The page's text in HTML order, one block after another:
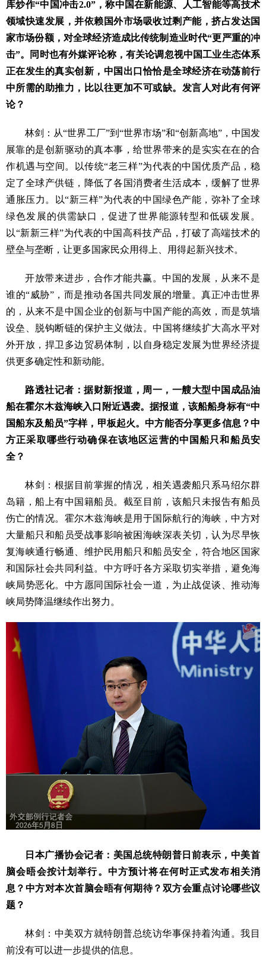
库炒作“中国冲击2.0”，称中国在新能源、人工智能等高技术
领域快速发展，并依赖国外市场吸收过剩产能，挤占发达国
家市场份额，对全球经济造成比传统制造业时代“更严重的冲
击”。同时也有外媒评论称，有关论调忽视中国工业生态体系
正在发生的真实创新，中国出口恰恰是全球经济在动荡前行
中所需的助推力，比以往更加不可或缺。发言人对此有何评
论？
林剑：从“世界工厂”到“世界市场”和“创新高地”，中国发
展靠的是创新驱动的真本事，给世界带来的是实实在在的合
作机遇与空间。以传统“老三样”为代表的中国优质产品，稳
定了全球产供链，降低了各国消费者生活成本，缓解了世界
通胀压力。以“新三样”为代表的中国绿色产能，弥补了全球
绿色发展的供需缺口，促进了世界能源转型和低碳发展。
以“新新三样”为代表的中国高科技产品，打破了高端技术的
壁垒与垄断，让更多国家民众用得上、用得起新兴技术。
开放带来进步，合作才能共赢。中国的发展，从来不是
谁的“威胁”，而是推动各国共同发展的增量。真正冲击世界
的，从来不是中国企业的创新与中国产能的高效，而是筑墙
设垒、脱钩断链的保护主义做法。中国将继续扩大高水平对
外开放，捍卫多边贸易体制，以自身稳定发展为世界经济提
供更多确定性和新动能。
路透社记者：据财新报道，周一，一艘大型中国成品油
船在霍尔木兹海峡入口附近遇袭。据报道，该船船身标有“中
国船东及船员”字样，甲板起火。中方能否分享更多信息？中
方正采取哪些行动确保在该地区运营的中国船只和船员安
全？
林剑：根据目前掌握的情况，相关遇袭船只系马绍尔群
岛籍，船上有中国籍船员。截至目前，该船只未报告有船员
伤亡的情况。霍尔木兹海峡是用于国际航行的海峡，中方对
大量船只和船员受战事影响被困海峡深表关切，认为尽早恢
复海峡通行畅通、维护民用船只和船员安全，符合地区国家
和国际社会共同利益。中方呼吁各方采取切实举措，避免海
峡局势恶化。中方愿同国际社会一道，为止战促谈、推动海
峡局势降温继续作出努力。
日本广播协会记者：美国总统特朗普日前表示，中美首
脑会晤会按计划举行。中方预计将在何时正式发布相关消
息？中方对本次首脑会晤有何期待？双方会重点讨论哪些议
题？
林剑：中美双方就特朗普总统访华事保持着沟通。我目
前没有可以进一步提供的信息。